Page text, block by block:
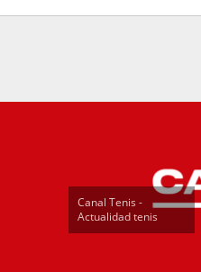
Canal Tenis -
Actualidad tenis